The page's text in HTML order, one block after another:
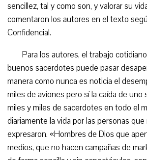
sencillez, tal y como son, y valorar su
comentaron los autores en el texto
Confidencial.
Para los autores, el trabajo
buenos sacerdotes puede pasar
manera como nunca es noticia el
miles de aviones pero sí la caída de uno
miles y miles de sacerdotes en todo el
diariamente la vida por las personas
expresaron. «Hombres de Dios que
medios, que no hacen campañas de